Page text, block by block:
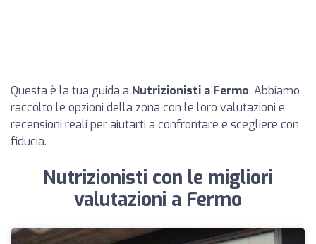
Questa è la tua guida a Nutrizionisti a Fermo. Abbiamo
raccolto le opzioni della zona con le loro valutazioni e
recensioni reali per aiutarti a confrontare e scegliere con
fiducia.
Nutrizionisti con le migliori
valutazioni a Fermo